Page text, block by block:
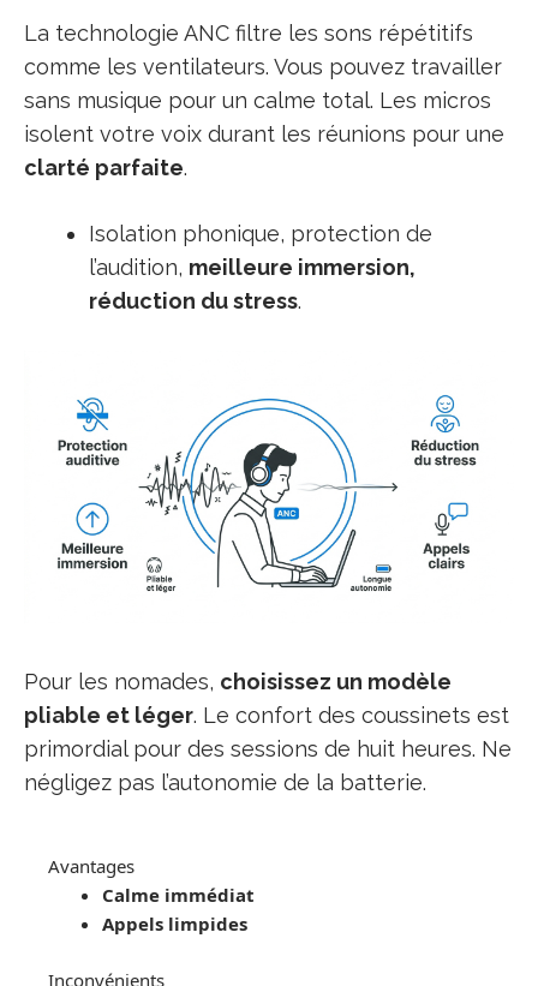
La technologie ANC filtre les sons répétitifs
comme les ventilateurs. Vous pouvez travailler
sans musique pour un calme total. Les micros
isolent votre voix durant les réunions pour une
clarté parfaite.
Isolation phonique, protection de
l’audition, meilleure immersion,
réduction du stress.
Pour les nomades, choisissez un modèle
pliable et léger. Le confort des coussinets est
primordial pour des sessions de huit heures. Ne
négligez pas l’autonomie de la batterie.
Avantages
Calme immédiat
Appels limpides
Inconvénients